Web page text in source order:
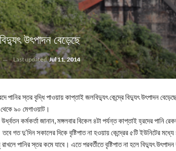
উৎপাদন বেড়েছে
Last updatedJul 11, 2014
পানির স্তর বৃদ্ধি পাওয়ায় কাপ্তাই জলবিদ্যুৎ কেন্দ্রে বিদ্যুৎ উৎপাদন
৯০ মেগাওয়াট।
কর্মকর্তা জানান, মঙ্গলবার বিকেল ৪টা পর্যন্ত কাপ্তাই হ্রদের
গত দু’দিন সকালের দিকে বৃষ্টিপাত না হওয়ায় কেন্দ্রের ৫টি ইউনিটের
পানির স্তর কমে যাবে। এতে পরবর্তীতে বৃষ্টিপাত না হলে বিদ্যুৎ উৎপাদন